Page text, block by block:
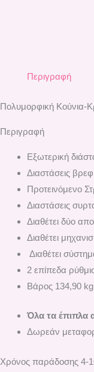
Περιγραφή
Πολυμορφική
Περιγραφή
Εξωτερική
Διαστάσεις
Προτεινόμενο
Διαστάσεις
Διαθέτει δύο
Διαθέτει
Διαθέτει
2 επίπεδα
Βάρος 134,90
Όλα τα έπιπλα
Δωρεάν
Χρόνος παράδοσης 4-